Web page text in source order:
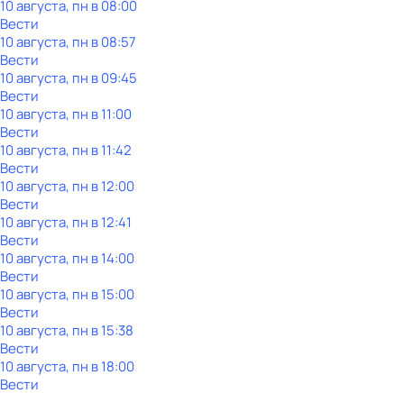
10 августа, пн в 08:00
Вести
10 августа, пн в 08:57
Вести
10 августа, пн в 09:45
Вести
10 августа, пн в 11:00
Вести
10 августа, пн в 11:42
Вести
10 августа, пн в 12:00
Вести
10 августа, пн в 12:41
Вести
10 августа, пн в 14:00
Вести
10 августа, пн в 15:00
Вести
10 августа, пн в 15:38
Вести
10 августа, пн в 18:00
Вести